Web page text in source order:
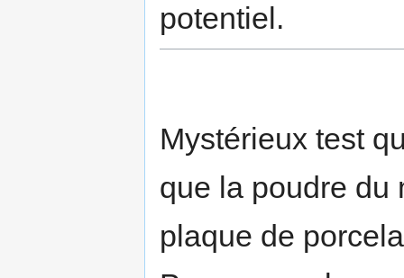
potentiel.
Mystérieux test
que la poudre du
plaque de